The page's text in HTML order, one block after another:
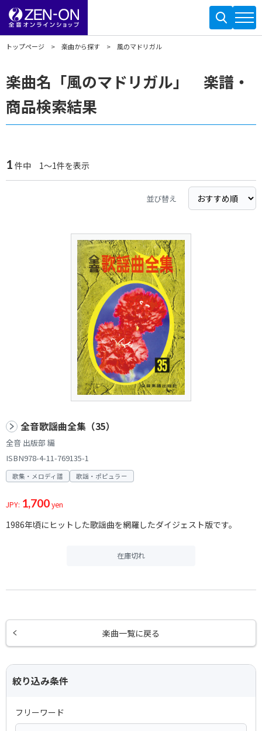
トップページ 楽曲から探す 風のマドリガル
楽曲名「風のマドリガル」 楽譜・
商品検索結果
1 件中 1～1件を表示
並び替え
全音歌謡曲全集（35）
全音 出版部 編
ISBN978-4-11-769135-1
歌集・メロディ譜 歌謡・ポピュラー
JPY: 1,700yen
1986年頃にヒットした歌謡曲を網羅したダイジェスト版です。
在庫切れ
楽曲一覧に戻る
絞り込み条件
フリーワード